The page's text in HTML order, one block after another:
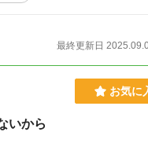
最終更新日
お気に
いから